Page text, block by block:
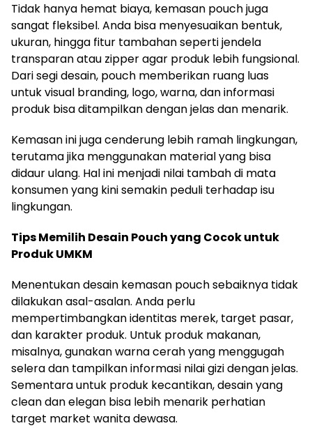
Tidak hanya hemat biaya, kemasan pouch juga
sangat fleksibel. Anda bisa menyesuaikan bentuk,
ukuran, hingga fitur tambahan seperti jendela
transparan atau zipper agar produk lebih fungsional.
Dari segi desain, pouch memberikan ruang luas
untuk visual branding, logo, warna, dan informasi
produk bisa ditampilkan dengan jelas dan menarik.
Kemasan ini juga cenderung lebih ramah lingkungan,
terutama jika menggunakan material yang bisa
didaur ulang. Hal ini menjadi nilai tambah di mata
konsumen yang kini semakin peduli terhadap isu
lingkungan.
Tips Memilih Desain Pouch yang Cocok untuk
Produk UMKM
Menentukan desain kemasan pouch sebaiknya tidak
dilakukan asal-asalan. Anda perlu
mempertimbangkan identitas merek, target pasar,
dan karakter produk. Untuk produk makanan,
misalnya, gunakan warna cerah yang menggugah
selera dan tampilkan informasi nilai gizi dengan jelas.
Sementara untuk produk kecantikan, desain yang
clean dan elegan bisa lebih menarik perhatian
target market wanita dewasa.